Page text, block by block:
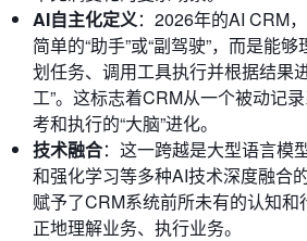
AI自主化定义：2026年的AI CRM
简单的“助手”或“副驾驶”，而是能
划任务、调用工具执行并根据结果
工”。这标志着CRM从一个被动记
考和执行的“大脑”进化。
技术融合：这一跨越是大型语言模
和强化学习等多种AI技术深度融合
赋予了CRM系统前所未有的认知
正地理解业务、执行业务。